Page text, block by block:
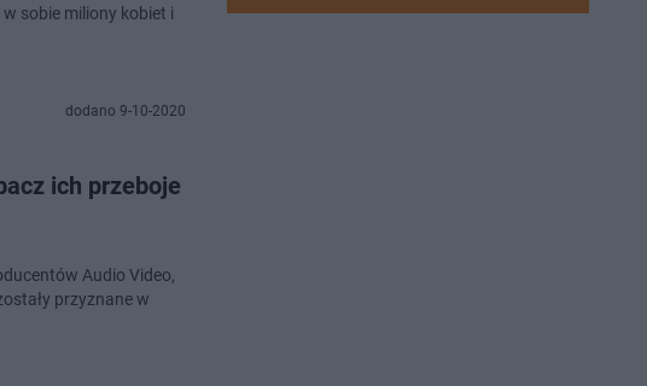
sobie miliony kobiet i
dodano 9-10-2020
ich przeboje
Audio Video,
przyznane w